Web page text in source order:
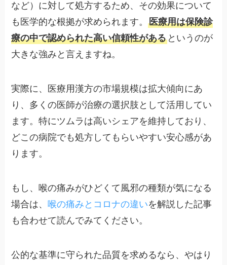
など）に対して処方するため、その効果について
も医学的な根拠が求められます。医療用は保険診
療の中で認められた高い信頼性がある というのが
大きな強みと言えますね。
実際に、医療用漢方の市場規模は拡大傾向にあ
り、多くの医師が治療の選択肢として活用してい
ます。特にツムラは高いシェアを維持しており、
どこの病院でも処方してもらいやすい安心感があ
ります。
もし、喉の痛みがひどくて風邪の種類が気になる
場合は、喉の痛みとコロナの違いを解説した記事
も合わせて読んでみてください。
公的な基準に守られた品質を求めるなら、やはり